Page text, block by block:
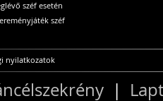
széf esetén
széf
nyilatkozatok
|